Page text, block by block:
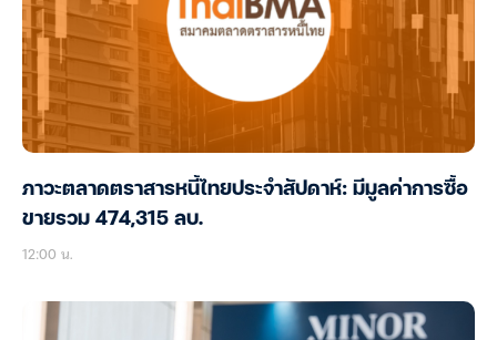
ภาวะตลาดตราสารหนี้ไทยประจำสัปดาห์: มีมูลค่าการซื้อ
ขายรวม 474,315 ลบ.
12:00 น.